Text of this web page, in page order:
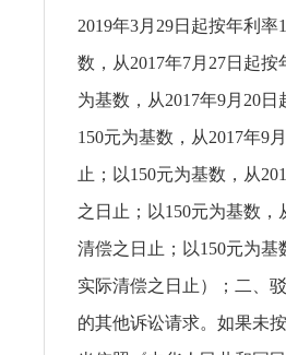
2019年3月29日起按年利
数，从2017年7月27日起
为基数，从2017年9月20
150元为基数，从2017年9
止；以150元为基数，从
之日止；以150元为基数，
清偿之日止；以150元为基
实际清偿之日止）；二、
的其他诉讼请求。如果未